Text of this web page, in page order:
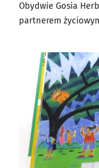
Obydwie Gosia
partnerem